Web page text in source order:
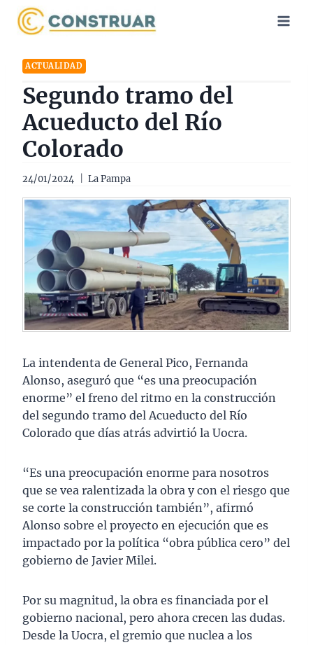
Saltar
ACTUALIDAD
Segundo tramo del
Acueducto del Río
Colorado
24/01/2024 La Pampa
La intendenta de General Pico, Fernanda
Alonso, aseguró que “es una preocupación
enorme” el freno del ritmo en la construcción
del segundo tramo del Acueducto del Río
Colorado que días atrás advirtió la Uocra.
“Es una preocupación enorme para nosotros
que se vea ralentizada la obra y con el riesgo que
se corte la construcción también”, afirmó
Alonso sobre el proyecto en ejecución que es
impactado por la política “obra pública cero” del
gobierno de Javier Milei.
Por su magnitud, la obra es financiada por el
gobierno nacional, pero ahora crecen las dudas.
Desde la Uocra, el gremio que nuclea a los